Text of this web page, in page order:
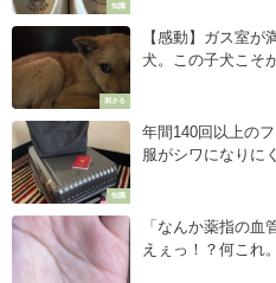
知識
刺さる
【感動】ガス室が
犬。この子犬こそ
知識
年間140回以上の
服がシワになりに
「なんか薬指の血
えぇっ！？何これ。